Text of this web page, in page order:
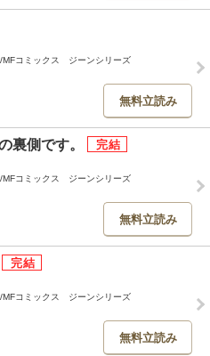
MFコミックス ジーンシリーズ
無料立読み
裏側です。
MFコミックス ジーンシリーズ
無料立読み
MFコミックス ジーンシリーズ
無料立読み